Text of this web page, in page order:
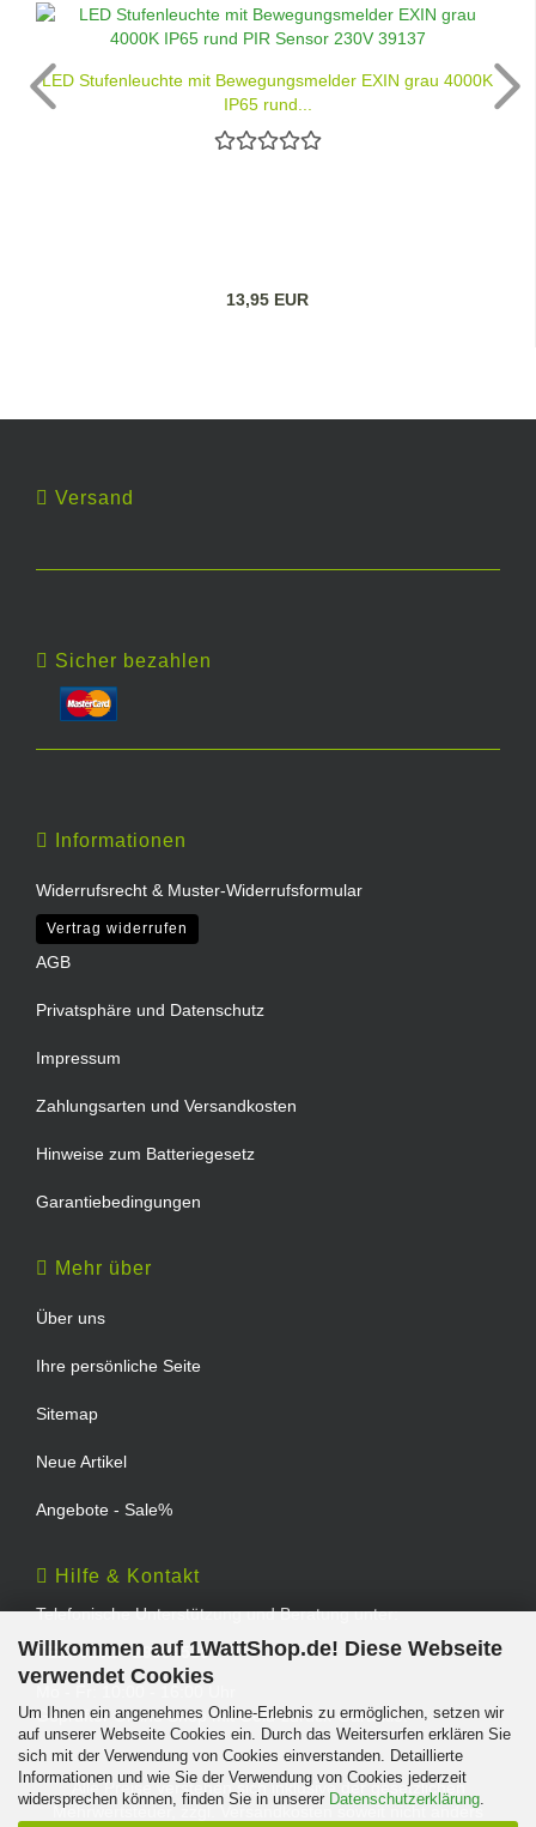
Willkommen auf 1WattShop.de! Diese Webseite
verwendet Cookies
Um Ihnen ein angenehmes Online-Erlebnis zu ermöglichen, setzen wir
auf unserer Webseite Cookies ein. Durch das Weitersurfen erklären Sie
sich mit der Verwendung von Cookies einverstanden. Detaillierte
Informationen und wie Sie der Verwendung von Cookies jederzeit
widersprechen können, finden Sie in unserer Datenschutzerklärung.
LED Stufenleuchte mit Bewegungsmelder EXIN grau 4000K
IP65 rund...
13,95 EUR
Versand
Sicher bezahlen
Informationen
Widerrufsrecht & Muster-Widerrufsformular
Vertrag widerrufen
AGB
Privatsphäre und Datenschutz
Impressum
Zahlungsarten und Versandkosten
Hinweise zum Batteriegesetz
Garantiebedingungen
Mehr über
Über uns
Ihre persönliche Seite
Sitemap
Neue Artikel
Angebote - Sale%
Hilfe & Kontakt
Telefonische Unterstützung und Beratung unter:
TEL: 0202 - 29994539
Geprüfter Online Shop mit Geld-zurück-Garantie.
Alle Preise verstehen sich inklusive der gesetzlichen
Mehrwertsteuer, zzgl.Versandkostensoweit nicht anders